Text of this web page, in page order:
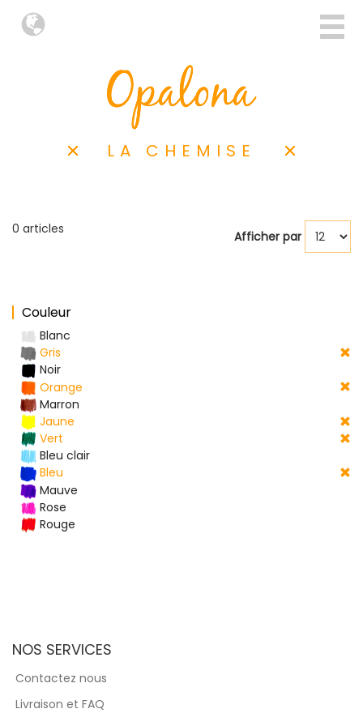
LA CHEMISE
0 articles Afficher par
Couleur
Blanc
Gris
Noir
Orange
Marron
Jaune
Vert
Bleu clair
Bleu
Mauve
Rose
Rouge
NOS SERVICES
Contactez nous
Livraison et FAQ